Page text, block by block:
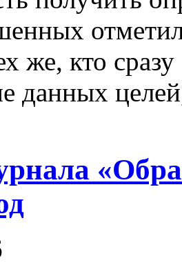
же, кто
данных